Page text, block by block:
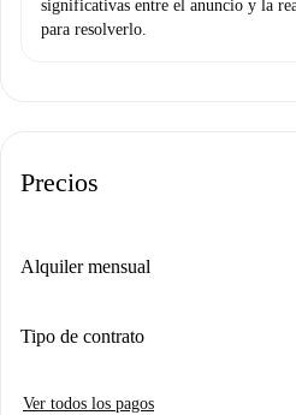
significativas entre el anuncio y la
para resolverlo.
Precios
Alquiler mensual
Tipo de contrato
Ver todos los pagos